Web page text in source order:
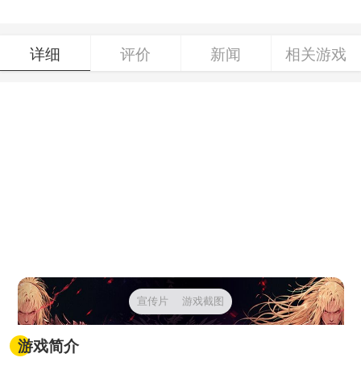
详细 评价 新闻 相关游戏
宣传片 游戏截图
游戏简介